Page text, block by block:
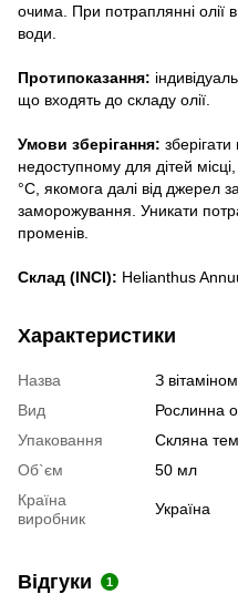
очима. При потраплянні олії
води.
Протипоказання:
що входять до складу олії.
Умови зберігання:
недоступному для дітей
°С, якомога далі від джерел
заморожування. Уникати
променів.
Склад (INCI): Helianthus
Характеристики
Назва
З
Вид
Рослинна
Упаковання
Скляна
Об`єм
50 мл
Країна
виробник
Україна
Відгуки 1